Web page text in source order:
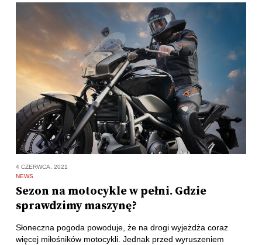
4 CZERWCA, 2021
NEWS
Sezon na motocykle w pełni. Gdzie
sprawdzimy maszynę?
Słoneczna pogoda powoduje, że na drogi wyjeżdża coraz
więcej miłośników motocykli. Jednak przed wyruszeniem